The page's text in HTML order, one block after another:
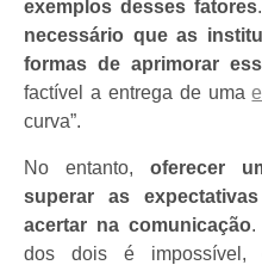
exemplos desses fatores.
necessário que as
formas de aprimorar
factível a entrega de uma
curva”.
No entanto, oferecer
superar as
acertar na comunicação.
dos dois é